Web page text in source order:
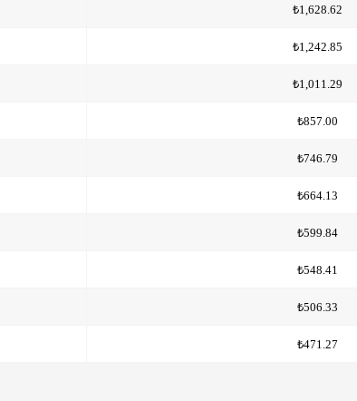
₺1,628.62
₺1,242.85
₺1,011.29
₺857.00
₺746.79
₺664.13
₺599.84
₺548.41
₺506.33
₺471.27